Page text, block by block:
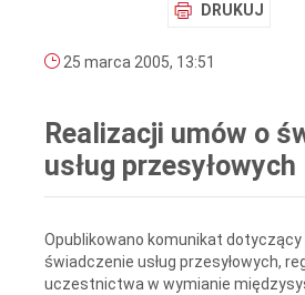
DRUKUJ
25 marca 2005, 13:51
Realizacji umów o
usług przesyłowych
Opublikowano komunikat
świadczenie usług przesyłowych,
uczestnictwa w wymianie